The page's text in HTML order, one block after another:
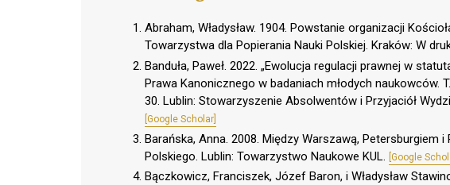
Abraham, Władysław. 1904. Powstanie organizacji
Towarzystwa dla Popierania Nauki Polskiej. Kraków: W
Banduła, Paweł. 2022. „Ewolucja regulacji prawnej w
Prawa Kanonicznego w badaniach młodych naukowców.
30. Lublin: Stowarzyszenie Absolwentów i Przyjaciół
[Google Scholar]
Barańska, Anna. 2008. Między Warszawą, Petersburgiem
Polskiego. Lublin: Towarzystwo Naukowe KUL. [Google
Bączkowicz, Franciszek, Józef Baron, i Władysław